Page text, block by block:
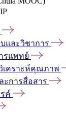
และวิชาการ
รแพทย์
เคราะห์คุณภาพ
ะการสื่อสาร
ค์